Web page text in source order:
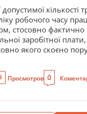
робочого часу
стосовно
заробітної
якого скоєно
Просмотров 0